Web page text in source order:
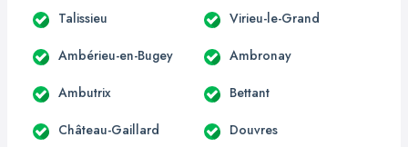
Talissieu Virieu-le-Grand
Ambérieu-en-Bugey Ambronay
Ambutrix Bettant
Château-Gaillard Douvres